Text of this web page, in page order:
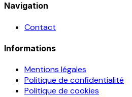
Navigation
Contact
Informations
Mentions légales
Politique de confidentialité
Politique de cookies